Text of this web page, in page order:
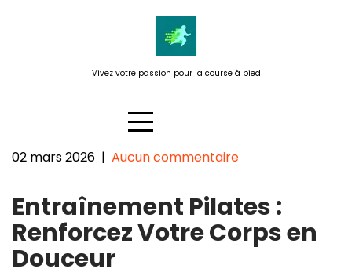
Vivez votre passion pour la course à pied
entraînement Pilates efficace
02 mars 2026 | Aucun commentaire
Entraînement Pilates :
Renforcez Votre Corps en
Douceur